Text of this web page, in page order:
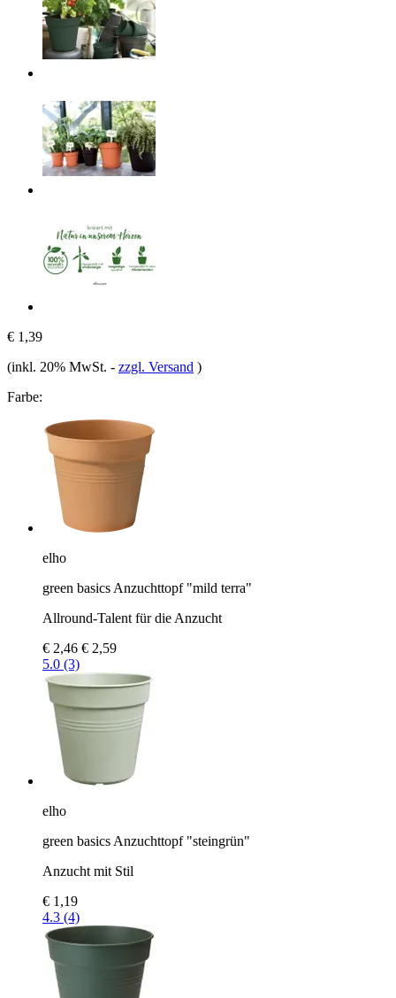
€ 1,39
(inkl. 20% MwSt. - zzgl. Versand )
Farbe:
elho
green basics Anzuchttopf "mild terra"
Allround-Talent für die Anzucht
€ 2,46 € 2,59
5.0 (3)
elho
green basics Anzuchttopf "steingrün"
Anzucht mit Stil
€ 1,19
4.3 (4)